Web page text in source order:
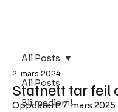
All Posts
Bli medlem!
All Posts
Statnett tar feil
2. mars 2024
Oppdatert:7. mars 2025